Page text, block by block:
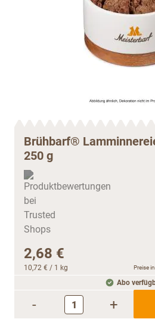
Brühbarf®
250 g
2,68 €
10,72 € / 1 kg Preise
Abo
- +